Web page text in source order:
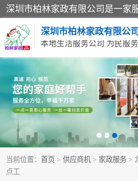
深圳市柏林家政有限公司
本地生活服务公司 为民服
当前位置： 首页 > 供应商机 > 家政服务 >
点工
家居保洁 护
家庭保姆 家